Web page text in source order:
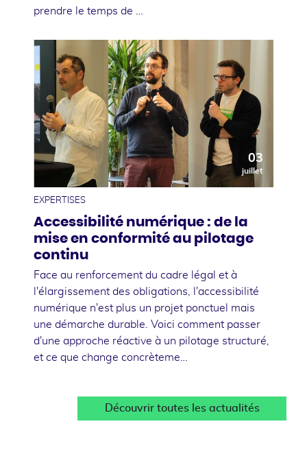
prendre le temps de …
03
juillet
EXPERTISES
Accessibilité numérique : de la
mise en conformité au pilotage
continu
Face au renforcement du cadre légal et à
l'élargissement des obligations, l'accessibilité
numérique n'est plus un projet ponctuel mais
une démarche durable. Voici comment passer
d'une approche réactive à un pilotage structuré,
et ce que change concrèteme…
Découvrir toutes les actualités